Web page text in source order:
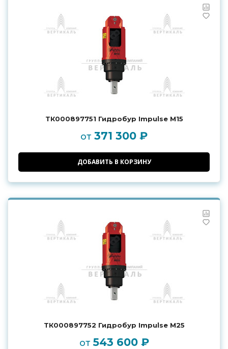
ТК000897751 Гидробур Impulse M15
от 371 300 ₽
ДОБАВИТЬ В КОРЗИНУ
ТК000897752 Гидробур Impulse M25
от543 600 ₽